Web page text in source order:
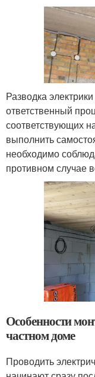
Разводка
ответственный
соответствующих
выполнить
необходимо
противном случае
Особенности
частном доме
Проводить